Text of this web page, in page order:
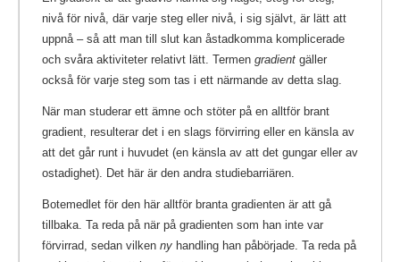
nivå för nivå, där varje steg eller nivå, i sig självt, är lätt att
uppnå – så att man till slut kan åstadkomma komplicerade
och svåra aktiviteter relativt lätt. Termen gradient gäller
också för varje steg som tas i ett närmande av detta slag.
När man studerar ett ämne och stöter på en alltför brant
gradient, resulterar det i en slags förvirring eller en känsla av
att det går runt i huvudet (en känsla av att det gungar eller av
ostadighet). Det här är den andra studiebarriären.
Botemedlet för den här alltför branta gradienten är att gå
tillbaka. Ta reda på när på gradienten som han inte var
förvirrad, sedan vilken ny handling han påbörjade. Ta reda på